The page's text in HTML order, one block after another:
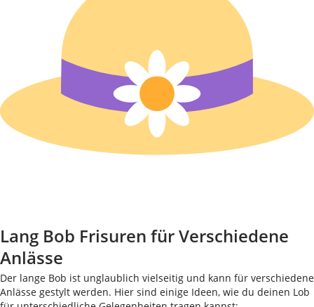
Lang Bob Frisuren für Verschiedene
Anlässe
Der lange Bob ist unglaublich vielseitig und kann für verschiedene
Anlässe gestylt werden. Hier sind einige Ideen, wie du deinen Lob